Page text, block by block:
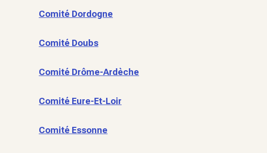
Comité Dordogne
Comité Doubs
Comité Drôme-Ardèche
Comité Eure-Et-Loir
Comité Essonne